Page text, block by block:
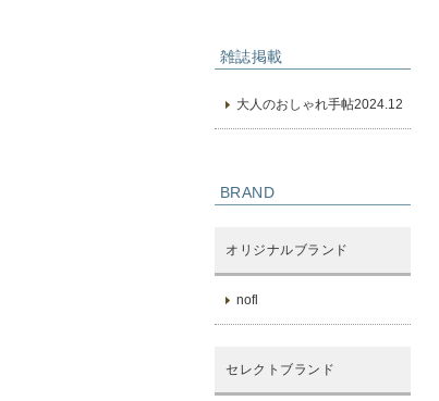
雑誌掲載
大人のおしゃれ手帖2024.12
BRAND
オリジナルブランド
nofl
セレクトブランド